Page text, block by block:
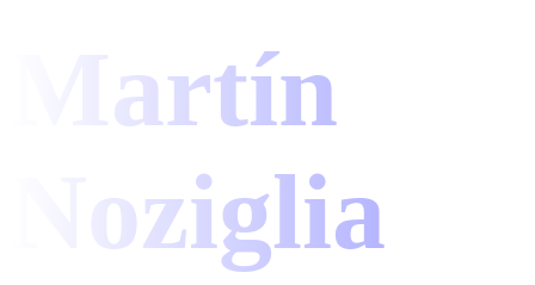
Martín
Noziglia